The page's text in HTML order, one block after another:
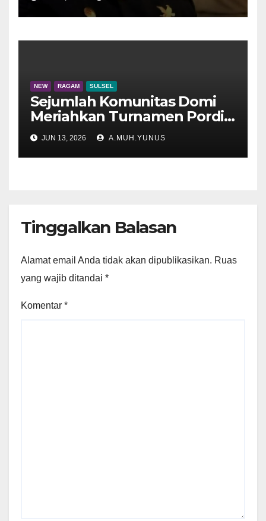
NEW RAGAM SULSEL
Sejumlah Komunitas Domi
Meriahkan Turnamen Pordi
Maros
JUN 13, 2026 A.MUH.YUNUS
Tinggalkan Balasan
Alamat email Anda tidak akan dipublikasikan. Ruas
yang wajib ditandai *
Komentar *